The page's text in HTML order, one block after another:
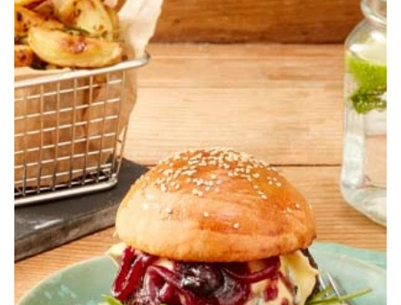
Canada (Français)
België (Nederlands)
Belgique (Français)
Sverige (Svenska)